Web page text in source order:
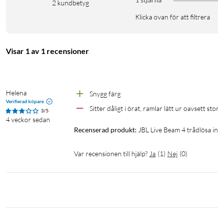
på en dammig stig utan att behöva oroa dig för skador.
Hörlurarna ger upp till 10 timmars speltid och 6 timmars
förlänger den totala användningstiden. Laddtiden är ungefär 2
Tydliga samtal med inbyggd mikrofon
Den inbyggda mikrofonen med en känslighet på −38 dB ger
AVRCP och HFP säkerställer stabil anslutning för både musik
Element: 10 mm dynamiska
Känslighet: 98 dB
2 kundbetyg
Klicka ovan för att filtrera
Visar 1 av 1 recensioner
Helena
Verifierad köpare
3/5
4 veckor sedan
Snygg färg
Sitter dåligt i örat, ramlar lätt ur oavsett
Recenserad produkt: JBL Live Beam 4 trådlösa
Var recensionen till hjälp? Ja (1) Nej (0)